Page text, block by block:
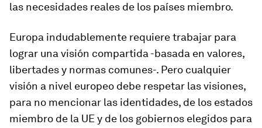
las necesidades reales de los países miembro.
Europa indudablemente requiere trabajar para
lograr una visión compartida -basada en valores,
libertades y normas comunes-. Pero cualquier
visión a nivel europeo debe respetar las visiones,
para no mencionar las identidades, de los estados
miembro de la UE y de los gobiernos elegidos para